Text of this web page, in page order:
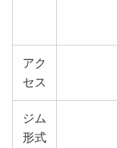
アク
セス
ジム
形式